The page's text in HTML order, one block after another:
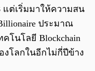
แต่เริ่มมาให้ความสน
ประมาณ
โนโลยี Blockchain
งโลกในอีกไม่กี่ปีข้าง